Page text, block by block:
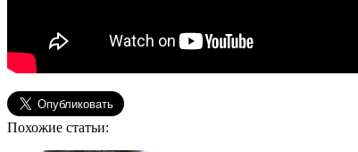
Похожие статьи: